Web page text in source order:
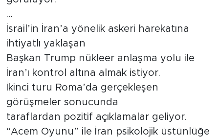
…
İsrail’in İran’a yönelik askeri harekatına
ihtiyatlı yaklaşan
Başkan Trump nükleer anlaşma yolu ile
İran’ı kontrol altına almak istiyor.
İkinci turu Roma’da gerçekleşen
görüşmeler sonucunda
taraflardan pozitif açıklamalar geliyor.
“Acem Oyunu” ile İran psikolojik üstünlüğe